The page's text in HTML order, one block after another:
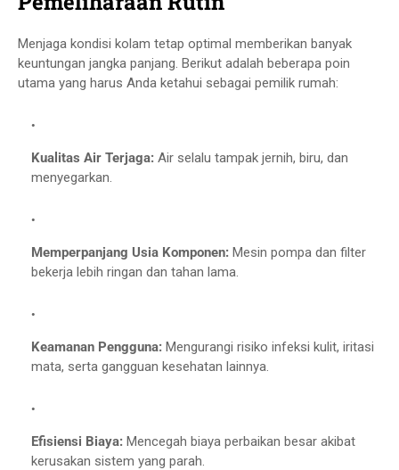
Menjaga kondisi kolam tetap optimal memberikan banyak
keuntungan jangka panjang. Berikut adalah beberapa poin
utama yang harus Anda ketahui sebagai pemilik rumah:
Kualitas Air Terjaga: Air selalu tampak jernih, biru, dan
menyegarkan.
Memperpanjang Usia Komponen: Mesin pompa dan filter
bekerja lebih ringan dan tahan lama.
Keamanan Pengguna: Mengurangi risiko infeksi kulit, iritasi
mata, serta gangguan kesehatan lainnya.
Efisiensi Biaya: Mencegah biaya perbaikan besar akibat
kerusakan sistem yang parah.